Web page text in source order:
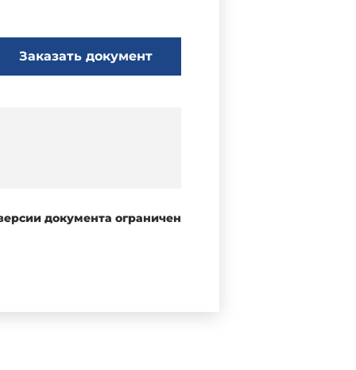
Заказать документ
документа ограничен